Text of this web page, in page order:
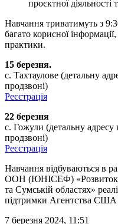
проєктної діяльності
Навчання триватимуть з
багато корисної
практики.
15 березня.
с. Тахтаулове (детальну
продзвоні)
Реєстрація
22 березня
с. Гожули (детальну
продзвоні)
Реєстрація
Навчання відбуваються в
ООН (ЮНІСЕФ) «Розвиток
та Сумській областях»
підтримки Агентства США
7 березня 2024, 11:51